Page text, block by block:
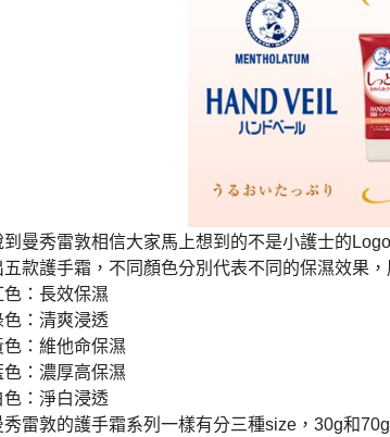
備
到曼秀雷敦相信大家馬上想到的不是小護士的 Logo
五款護手霜，不同顏色分別代表不同的保濕效果
色：長效保濕
色：清爽浸透
色：維他命保濕
色：濃厚高保濕
色：淨白浸透
秀雷敦的護手霜系列一樣有分三種size ， 30g和70g